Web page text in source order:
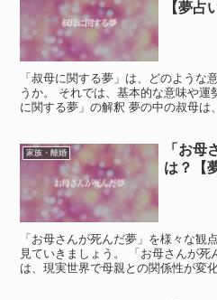
【夢占
「叔母に関する夢」は、どのような
うか。 それでは、基本的な意味や
に関する夢」の解釈 夢の中の叔母は
家族・離婚
「お母
は？【
「お母さんが死んだ夢」を様々な観
見ていきましょう。 「お母さんが
は、現実世界で母親との関係性が変